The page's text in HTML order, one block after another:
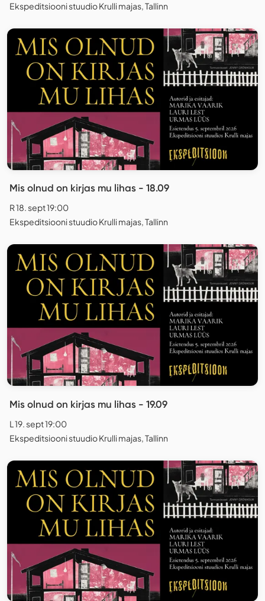
Ekspeditsiooni stuudio Krulli majas, Tallinn
Mis olnud on kirjas mu lihas - 18.09
R 18. sept 19:00
Ekspeditsiooni stuudio Krulli majas, Tallinn
Mis olnud on kirjas mu lihas - 19.09
L 19. sept 19:00
Ekspeditsiooni stuudio Krulli majas, Tallinn